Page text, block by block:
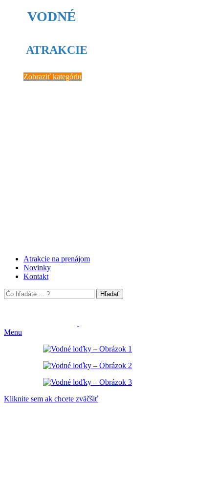
VODNÉ
ATRAKCIE
Zobraziť kategóriu
Atrakcie na prenájom
Novinky
Kontakt
Hľadať
Menu
Kliknite sem ak chcete zväčšiť